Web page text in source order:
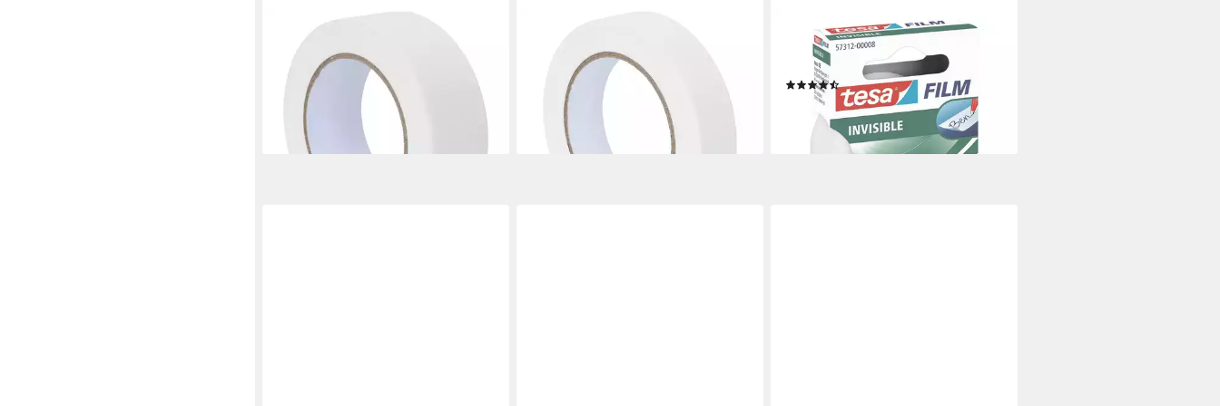
VIDAXL
Klebeband Malerklebebänder 24 stk.
Weiß 38mm x 50m Papier (24-St)
49,99 €
lieferbar - in 5-6 Werktagen bei dir
Weiß 25mm x 50m Papier (24-St)
35,99 €
lieferbar - in 5-6 Werktagen bei dir
Klebeband invisible (1-St) 19 mm/33
m, matt-unsichtbar und beschriftbar
(2)
ab 4,19 €
(6,65 €/ 1 qm)
lieferbar - in 2-3 Werktagen bei dir